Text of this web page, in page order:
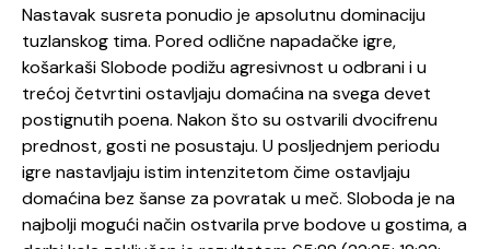
Nastavak susreta ponudio je apsolutnu dominaciju
tuzlanskog tima. Pored odlične napadačke igre,
košarkaši Slobode podižu agresivnost u odbrani i u
trećoj četvrtini ostavljaju domaćina na svega devet
postignutih poena. Nakon što su ostvarili dvocifrenu
prednost, gosti ne posustaju. U posljednjem periodu
igre nastavljaju istim intenzitetom čime ostavljaju
domaćina bez šanse za povratak u meč. Sloboda je na
najbolji mogući način ostvarila prve bodove u gostima, a